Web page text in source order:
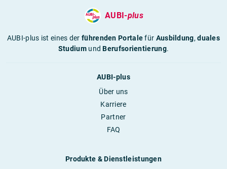
AUBI-plus
AUBI-plus ist eines derführenden Portalefür Ausbildung,duales
StudiumundBerufsorientierung.
AUBI-plus
Über uns
Karriere
Partner
FAQ
Produkte & Dienstleistungen